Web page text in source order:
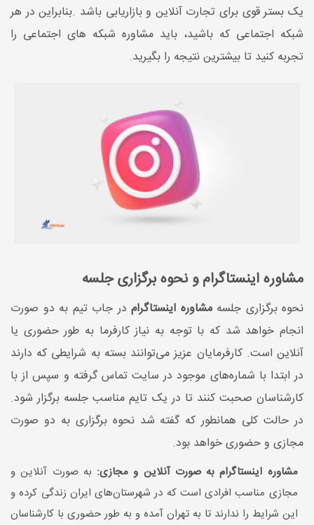
یک بستر قوی برای تجارت آنلاین و بازاریابی باشد .بنابراین در هر
شبکه اجتماعی که باشید، باید مشاوره شبکه های اجتماعی را
تجربه کنید تا بیشترین نتیجه را بگیرید.
مشاوره اینستاگرام و نحوه برگزاری جلسه
نحوه برگزاری جلسهمشاوره اینستاگرام در جاب تیم به دو صورت
انجام خواهد شد که با توجه به نیاز کارفرما به طور حضوری یا
آنلاین است. کارفرمایان عزیز می‌توانند بسته به شرایطی که دارند
در ابتدا با شماره‌های موجود در سایت تماس گرفته و سپس از با
کارشناسان صحبت کنند تا در یک تایم مناسب جلسه برگزار شود.
در حالت کلی همانطور که گفته شد نحوه برگزاری به دو صورت
مجازی و حضوری خواهد بود.
مشاوره اینستاگرام به صورت آنلاین و مجازی: به صورت آنلاین و
مجازی مناسب افرادی است که در شهرستان‌های ایران زندگی کرده و
این شرایط را ندارند تا به تهران آمده و به طور حضوری با کارشناسان